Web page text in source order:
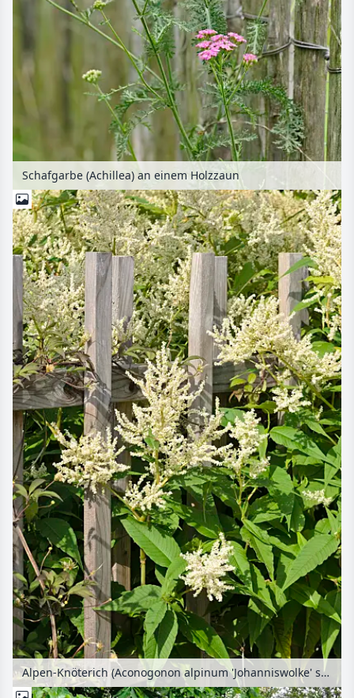
Schafgarbe (Achillea) an einem Holzzaun
Alpen-Knöterich (Aconogonon alpinum 'Johanniswolke' syn. Polygonum alpinum 'Johanniswolke')